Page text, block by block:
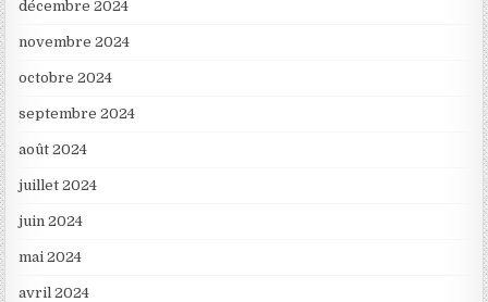
décembre 2024
novembre 2024
octobre 2024
septembre 2024
août 2024
juillet 2024
juin 2024
mai 2024
avril 2024